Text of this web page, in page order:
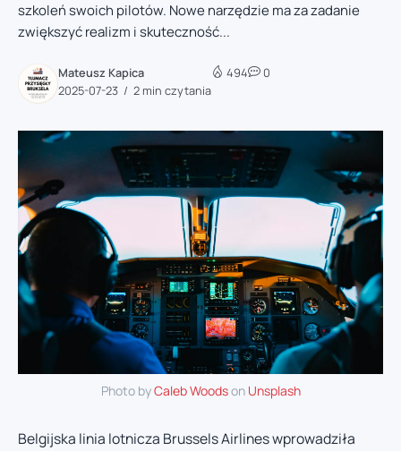
szkoleń swoich pilotów. Nowe narzędzie ma za zadanie
zwiększyć realizm i skuteczność...
Mateusz Kapica
2025-07-23
2 min czytania
494 0
Photo byCaleb Woodson Unsplash
Belgijska linia lotnicza Brussels Airlines wprowadziła